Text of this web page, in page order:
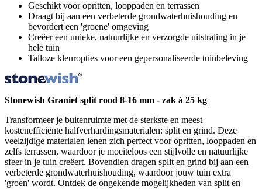
Geschikt voor opritten, looppaden en terrassen
Draagt bij aan een verbeterde grondwaterhuishouding en
bevordert een 'groene' omgeving
Creëer een unieke, natuurlijke en verzorgde uitstraling in je
hele tuin
Talloze kleuropties voor een gepersonaliseerde tuinbeleving
Stonewish Graniet split rood 8-16 mm - zak á 25 kg
Transformeer je buitenruimte met de sterkste en meest
kostenefficiënte halfverhardingsmaterialen: split en grind. Deze
veelzijdige materialen lenen zich perfect voor opritten, looppaden en
zelfs terrassen, waardoor je moeiteloos een stijlvolle en natuurlijke
sfeer in je tuin creëert. Bovendien dragen split en grind bij aan een
verbeterde grondwaterhuishouding, waardoor jouw tuin extra
'groen' wordt. Ontdek de ongekende mogelijkheden van split en